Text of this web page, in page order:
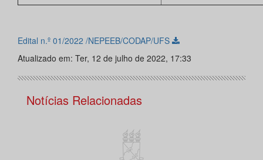
Edital n.º 01/2022 /NEPEEB/CODAP/UFS
Atualizado em: Ter, 12 de julho de 2022, 17:33
Notícias Relacionadas